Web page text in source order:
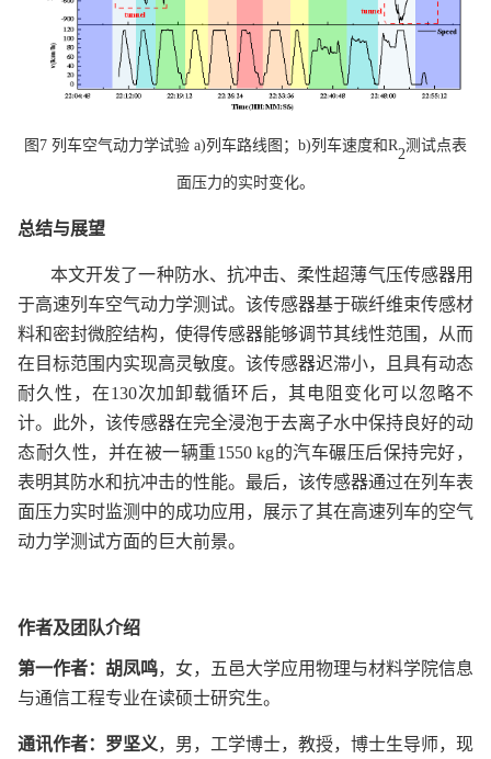
图 7 列车空气动力学试验 a)列车路线图； b)列车速度和R2测试点表
面压力的实时变化。
总结与展望
本文开发了一种防水、抗冲击、柔性超薄气压传感器用
于高速列车空气动力学测试。该传感器基于碳纤维束传感材
料和密封微腔结构，使得传感器能够调节其线性范围，从而
在目标范围内实现高灵敏度。该传感器迟滞小，且具有动态
耐久性，在130次加卸载循环后，其电阻变化可以忽略不
计。此外，该传感器在完全浸泡于去离子水中保持良好的动
态耐久性，并在被一辆重1550 kg的汽车碾压后保持完好，
表明其防水和抗冲击的性能。最后，该传感器通过在列车表
面压力实时监测中的成功应用，展示了其在高速列车的空气
动力学测试方面的巨大前景。
作者及团队介绍
第一作者：胡凤鸣， 女，五邑大学应用物理与材料学院信息
与通信工程专业在读硕士研究生。
通讯作者：罗坚义， 男，工学博士，教授，博士生导师，现